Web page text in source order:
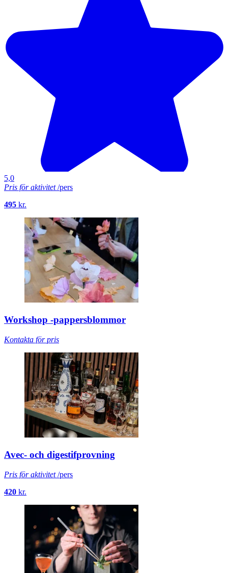
5,0
Pris för aktivitet/pers
495 kr.
Workshop -pappersblommor
Kontakta för pris
Avec- och digestifprovning
Pris för aktivitet/pers
420 kr.